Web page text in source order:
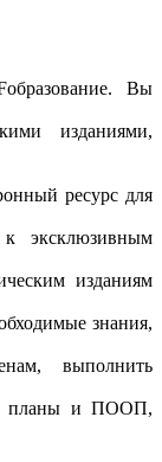
Вы
изданиями,
ресурс для
к эксклюзивным
изданиям
знания,
выполнить
планы и ПООП,